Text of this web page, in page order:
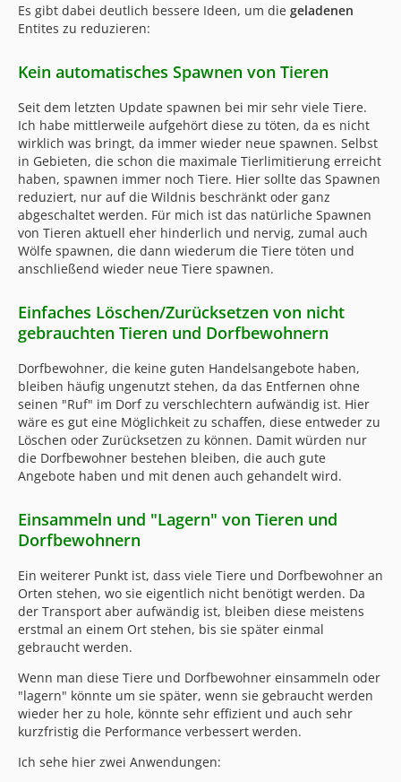
Es gibt dabei deutlich bessere Ideen, um die geladenen
Entites zu reduzieren:
Kein automatisches Spawnen von Tieren
Seit dem letzten Update spawnen bei mir sehr viele Tiere.
Ich habe mittlerweile aufgehört diese zu töten, da es nicht
wirklich was bringt, da immer wieder neue spawnen. Selbst
in Gebieten, die schon die maximale Tierlimitierung erreicht
haben, spawnen immer noch Tiere. Hier sollte das Spawnen
reduziert, nur auf die Wildnis beschränkt oder ganz
abgeschaltet werden. Für mich ist das natürliche Spawnen
von Tieren aktuell eher hinderlich und nervig, zumal auch
Wölfe spawnen, die dann wiederum die Tiere töten und
anschließend wieder neue Tiere spawnen.
Einfaches Löschen/Zurücksetzen von nicht
gebrauchten Tieren und Dorfbewohnern
Dorfbewohner, die keine guten Handelsangebote haben,
bleiben häufig ungenutzt stehen, da das Entfernen ohne
seinen "Ruf" im Dorf zu verschlechtern aufwändig ist. Hier
wäre es gut eine Möglichkeit zu schaffen, diese entweder zu
Löschen oder Zurücksetzen zu können. Damit würden nur
die Dorfbewohner bestehen bleiben, die auch gute
Angebote haben und mit denen auch gehandelt wird.
Einsammeln und "Lagern" von Tieren und
Dorfbewohnern
Ein weiterer Punkt ist, dass viele Tiere und Dorfbewohner an
Orten stehen, wo sie eigentlich nicht benötigt werden. Da
der Transport aber aufwändig ist, bleiben diese meistens
erstmal an einem Ort stehen, bis sie später einmal
gebraucht werden.
Wenn man diese Tiere und Dorfbewohner einsammeln oder
"lagern" könnte um sie später, wenn sie gebraucht werden
wieder her zu hole, könnte sehr effizient und auch sehr
kurzfristig die Performance verbessert werden.
Ich sehe hier zwei Anwendungen: